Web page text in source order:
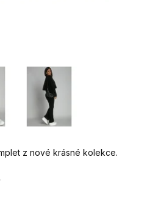
z nové krásné kolekce.